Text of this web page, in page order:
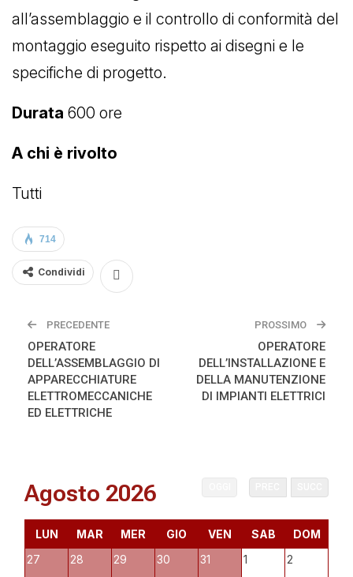
all’assemblaggio e il controllo di conformità del
montaggio eseguito rispetto ai disegni e le
specifiche di progetto.
Durata 600 ore
A chi è rivolto
Tutti
714
Condividi
PRECEDENTE
OPERATORE
DELL’ASSEMBLAGGIO DI
APPARECCHIATURE
ELETTROMECCANICHE
ED ELETTRICHE
PROSSIMO
OPERATORE
DELL’INSTALLAZIONE E
DELLA MANUTENZIONE
DI IMPIANTI ELETTRICI
Agosto 2026
LUN MAR MER GIO VEN SAB
DOM
27
28 29 30 31 1 2